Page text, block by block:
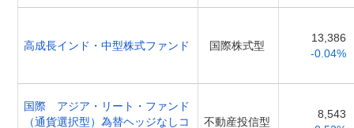
高成長インド・中型株式ファンド 国際株式型
13,386
-0.04%
国際 アジア・リート・ファンド
（通貨選択型）為替ヘッジなしコ
不動産投信型
8,543